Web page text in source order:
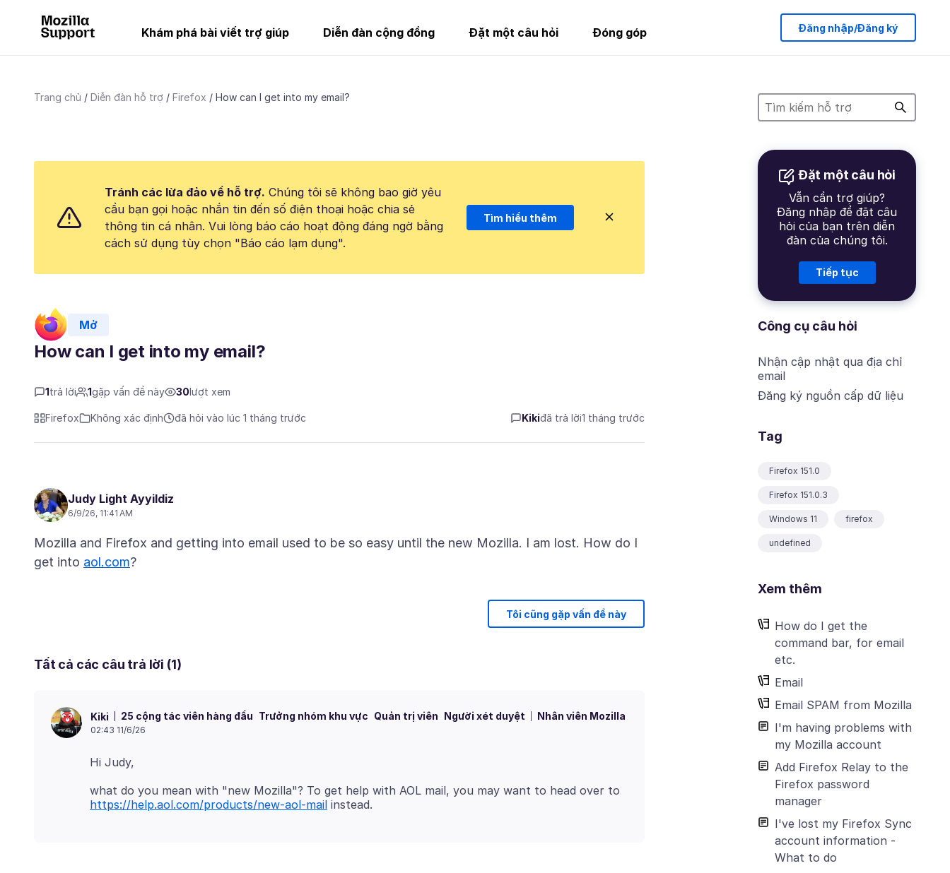
Khám phá bài viết trợ giúp Diễn đàn cộng đồng Đặt một câu hỏi Đóng góp Đăng nhập/Đăng ký
Trang chủ Diễn đàn hỗ trợ Firefox How can I get into my email?
Đặt một câu hỏi
Vẫn cần trợ giúp?
Đăng nhập để đặt câu
hỏi của bạn trên diễn
đàn của chúng tôi.
Tiếp tục
Công cụ câu hỏi
Nhận cập nhật qua địa chỉ
email
Đăng ký nguồn cấp dữ liệu
Tag
Firefox 151.0
Firefox 151.0.3
Windows 11 firefox
undefined
Xem thêm
How do I get the
command bar, for email
etc.
Email
Email SPAM from Mozilla
I'm having problems with
my Mozilla account
Add Firefox Relay to the
Firefox password
manager
I've lost my Firefox Sync
account information -
What to do
Tránh các lừa đảo về hỗ trợ. Chúng tôi sẽ không bao giờ yêu
cầu bạn gọi hoặc nhắn tin đến số điện thoại hoặc chia sẻ
thông tin cá nhân. Vui lòng báo cáo hoạt động đáng ngờ bằng
cách sử dụng tùy chọn "Báo cáo lạm dụng".
Tìm hiểu thêm
Mở
How can I get into my email?
1 trả lời 1gặp vấn đề này 30 lượt xem
Firefox Không xác định đã hỏi vào lúc 1 tháng trước Kikiđã trả lời1 tháng trước
Judy Light Ayyildiz
6/9/26, 11:41 AM
Mozilla and Firefox and getting into email used to be so easy until the new Mozilla. I am lost. How do I
get into aol.com
Tôi cũng gặp vấn đề này
Tất cả các câu trả lời (1)
Kiki 25 cộng tác viên hàng đầu Trưởng nhóm khu vực Quản trị viên Người xét duyệt Nhân viên Mozilla
02:43 11/6/26
what do you mean with "new Mozilla"? To get help with AOL mail, you may want to head over to
https://help.aol.com/products/new-aol-mail